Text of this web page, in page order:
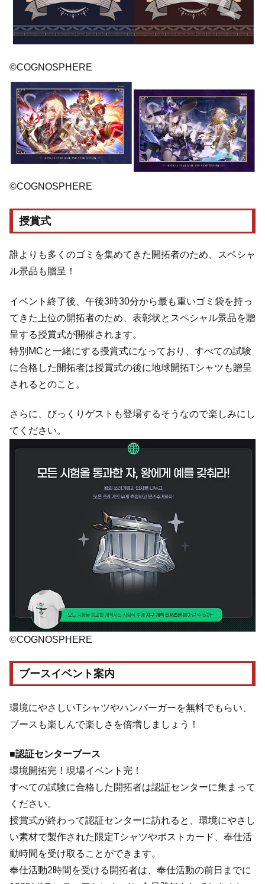
©COGNOSPHERE
©COGNOSPHERE
授賞式
誰よりも多くのゴミを集めてきた開拓者のため、スペシャ
ル景品も贈呈！
イベント終了後、午後3時30分から最も重いゴミ袋を持っ
てきた上位の開拓者のため、表彰状とスペシャル景品を贈
呈する授賞式が開催されます。
特別MCと一緒にする授賞式になっており、すべての試験
に合格した開拓者は授賞式の後に地球開拓Tシャツも贈呈
されるとのこと。
さらに、びっくりゲストも登場するそうなので楽しみにし
てください。
©COGNOSPHERE
ブースイベント案内
環境にやさしいTシャツやハンバーガーを無料でもらい、
ブースも楽しんで楽しさを倍増しましょう！
■認証センターブース
環境開拓完！現場イベント完！
すべての試験に合格した開拓者は認証センターに集まって
ください。
授賞式が終わって認証センターに訪れると、環境にやさし
い素材で製作された限定Tシャツやポストカード、奉仕活
動時間を受け取ることができます。
奉仕活動2時間を受ける開拓者は、奉仕活動の前日までに